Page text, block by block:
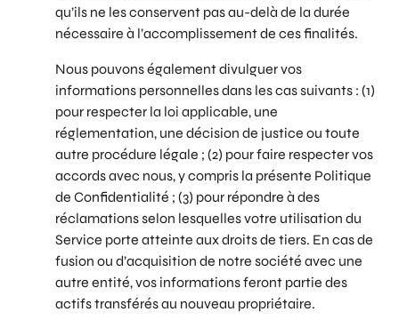
qu’ils ne les conservent pas au-delà de la durée
nécessaire à l’accomplissement de ces finalités.
Nous pouvons également divulguer vos
informations personnelles dans les cas suivants : (1)
pour respecter la loi applicable, une
réglementation, une décision de justice ou toute
autre procédure légale ; (2) pour faire respecter vos
accords avec nous, y compris la présente Politique
de Confidentialité ; (3) pour répondre à des
réclamations selon lesquelles votre utilisation du
Service porte atteinte aux droits de tiers. En cas de
fusion ou d’acquisition de notre société avec une
autre entité, vos informations feront partie des
actifs transférés au nouveau propriétaire.